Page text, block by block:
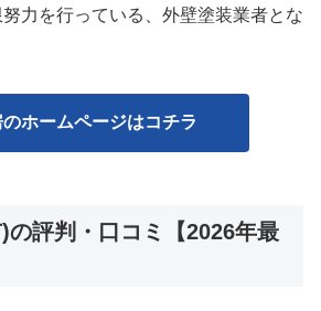
力を行っている、外壁塗装業者とな
ホームページはコチラ
の評判・口コミ【2026年最